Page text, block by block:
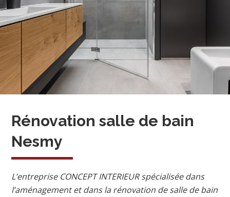
Rénovation salle de bain
Nesmy
L’entreprise CONCEPT INTERIEUR spécialisée dans
l’aménagement et dans la rénovation de salle de bain